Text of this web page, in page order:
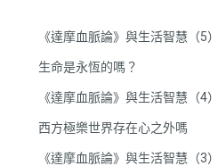
《達摩血脈論》與生活智慧（5）
生命是永恆的嗎？
《達摩血脈論》與生活智慧（4）
西方極樂世界存在心之外嗎
《達摩血脈論》與生活智慧（3）